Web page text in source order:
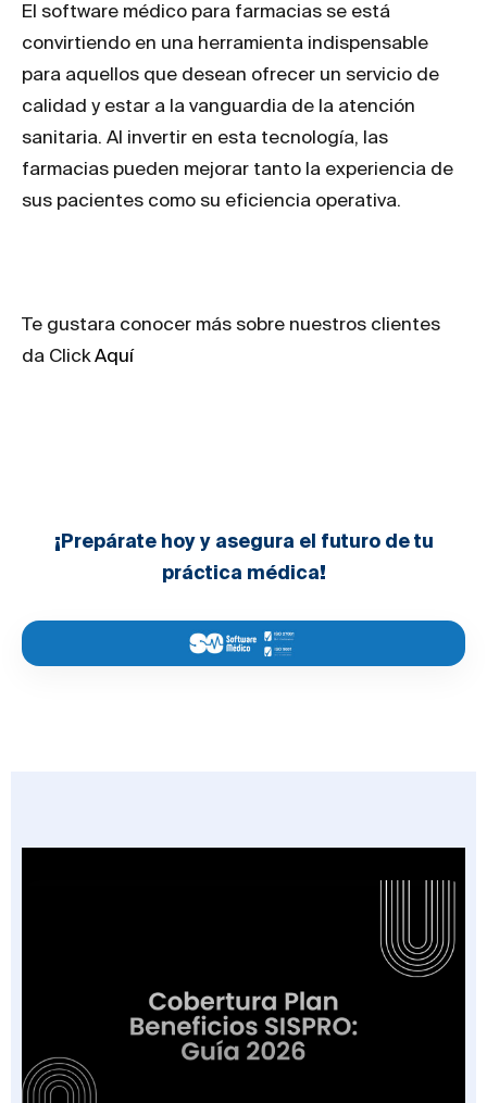
El software médico para farmacias se está
convirtiendo en una herramienta indispensable
para aquellos que desean ofrecer un servicio de
calidad y estar a la vanguardia de la atención
sanitaria. Al invertir en esta tecnología, las
farmacias pueden mejorar tanto la experiencia de
sus pacientes como su eficiencia operativa.
Te gustara conocer más sobre nuestros clientes
da Click Aquí
¡Prepárate hoy y asegura el futuro de tu
práctica médica!